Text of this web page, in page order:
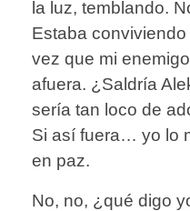
la luz, temblando.
Estaba
vez que mi
afuera. ¿Saldría
sería tan loco de
Si así fuera… yo lo
en paz.
No, no, ¿qué digo